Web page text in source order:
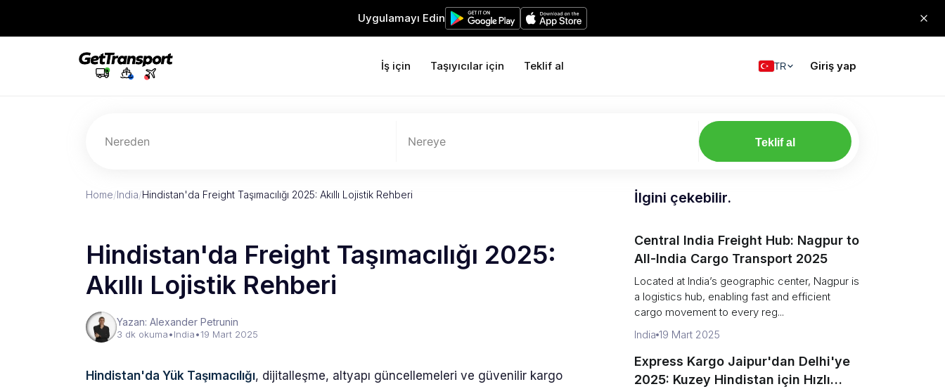
Uygulamayı Edin
İş için Taşıyıcılar için Teklif al TR Giriş yap
Nereden Nereye Teklif al
Home/India/Hindistan'da Freight Taşımacılığı 2025: Akıllı Lojistik Rehberi
Hindistan'da Freight Taşımacılığı 2025:
Akıllı Lojistik Rehberi
Yazan: Alexander Petrunin
3 dk okuma•India•19 Mart 2025
Hindistan'da Yük Taşımacılığı, dijitalleşme, altyapı güncellemeleri ve güvenilir kargo
İlgini çekebilir.
Central India Freight Hub: Nagpur to
All-India Cargo Transport 2025
Located at India’s geographic center, Nagpur is
a logistics hub, enabling fast and efficient
cargo movement to every reg...
India 19 Mart 2025
Express Kargo Jaipur'dan Delhi'ye
2025: Kuzey Hindistan için Hızlı